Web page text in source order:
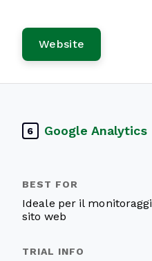
Website
6 Google Analytics
Ideale per il
sito web